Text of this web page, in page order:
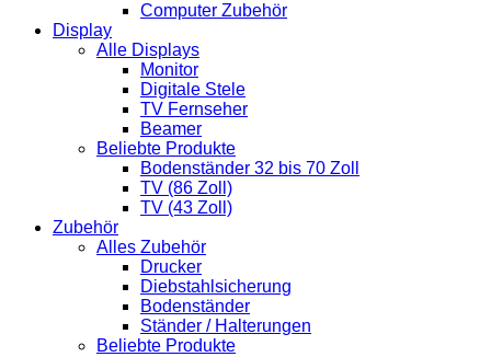
Computer Zubehör
Display
Alle Displays
Monitor
Digitale Stele
TV Fernseher
Beamer
Beliebte Produkte
Bodenständer 32 bis 70 Zoll
TV (86 Zoll)
TV (43 Zoll)
Zubehör
Alles Zubehör
Drucker
Diebstahlsicherung
Bodenständer
Ständer / Halterungen
Beliebte Produkte